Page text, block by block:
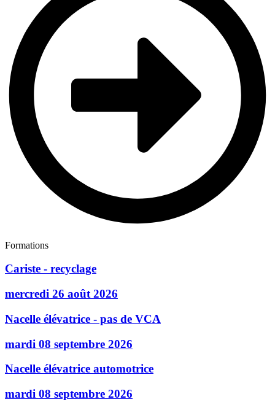
Formations
Cariste - recyclage
mercredi 26 août 2026
Nacelle élévatrice - pas de VCA
mardi 08 septembre 2026
Nacelle élévatrice automotrice
mardi 08 septembre 2026